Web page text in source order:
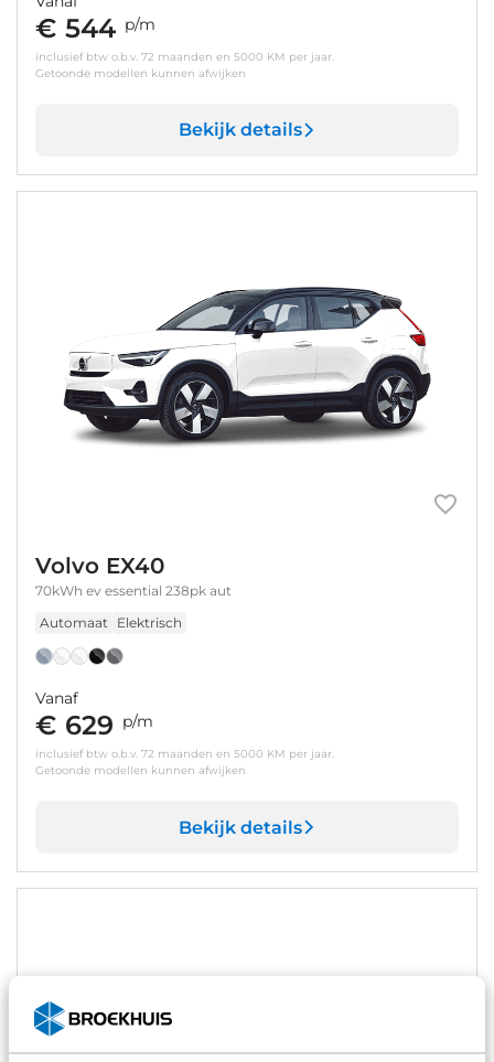
€ 544 p/m
inclusief btw o.b.v. 72 maanden en 5000 KM per jaar.
Getoonde modellen kunnen afwijken
Bekijk details
Volvo EX40
70kWh ev essential 238pk aut
Automaat Elektrisch
Vanaf
€ 629 p/m
inclusief btw o.b.v. 72 maanden en 5000 KM per jaar.
Getoonde modellen kunnen afwijken
Bekijk details